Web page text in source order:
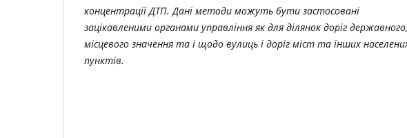
концентрації ДТП. Дані методи можуть бути застосовані
зацікавленими органами управління як для ділянок доріг державного,
місцевого значення та і щодо вулиць і доріг міст та інших
пунктів.